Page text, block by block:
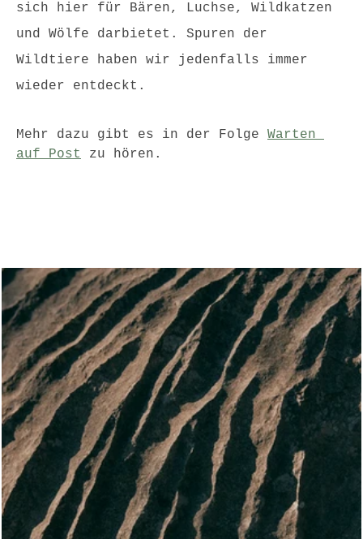
sich hier für Bären, Luchse, Wildkatzen
und Wölfe darbietet. Spuren der
Wildtiere haben wir jedenfalls immer
wieder entdeckt.
Mehr dazu gibt es in der Folge Warten
auf Post
zu hören.